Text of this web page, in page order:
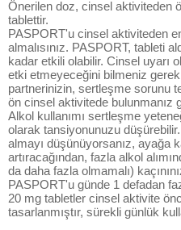
Önerilen doz, cinsel aktiviteden
tablettir.
PASPORT'u cinsel aktiviteden
almalısınız. PASPORT, tableti
kadar etkili olabilir. Cinsel uyarı
etki etmeyeceğini bilmeniz
partnerinizin, sertleşme sorunu
ön cinsel aktivitede bulunmanız
Alkol kullanımı sertleşme
olarak tansiyonunuzu
almayı düşünüyorsanız, ayağa
artıracağından, fazla alkol
da daha fazla olmamalı)
PASPORT'u günde 1 defadan
20 mg tabletler cinsel aktivite
tasarlanmıştır, sürekli günlük